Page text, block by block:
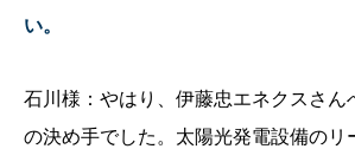
い。
石川様：やはり、伊藤忠エネクスさん
の決め手でした。太陽光発電設備のリ